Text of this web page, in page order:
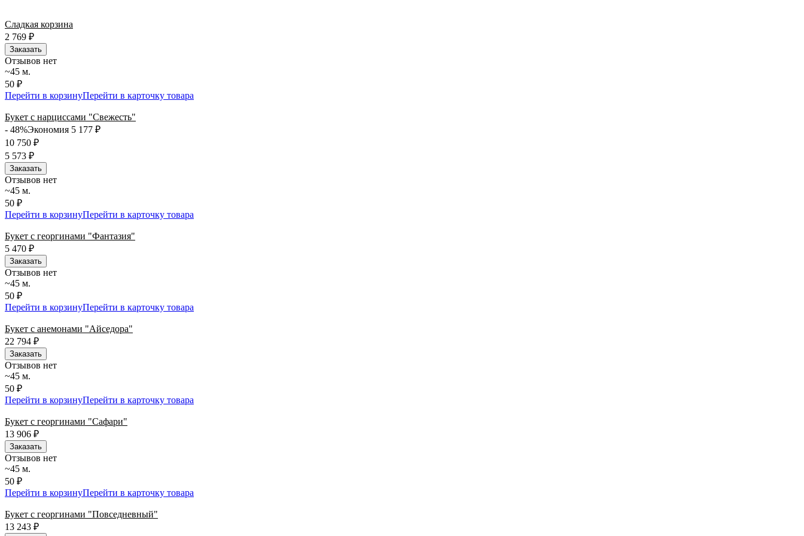
Сладкая корзина
2 769 ₽
Заказать
Отзывов нет
~45 м.
50 ₽
Перейти в корзинуПерейти в карточку товара
Букет с нарциссами "Свежесть"
- 48%Экономия 5 177 ₽
10 750 ₽
5 573 ₽
Заказать
Отзывов нет
~45 м.
50 ₽
Перейти в корзинуПерейти в карточку товара
Букет с георгинами "Фантазия"
5 470 ₽
Заказать
Отзывов нет
~45 м.
50 ₽
Перейти в корзинуПерейти в карточку товара
Букет с анемонами "Айседора"
22 794 ₽
Заказать
Отзывов нет
~45 м.
50 ₽
Перейти в корзинуПерейти в карточку товара
Букет с георгинами "Сафари"
13 906 ₽
Заказать
Отзывов нет
~45 м.
50 ₽
Перейти в корзинуПерейти в карточку товара
Букет с георгинами "Повседневный"
13 243 ₽